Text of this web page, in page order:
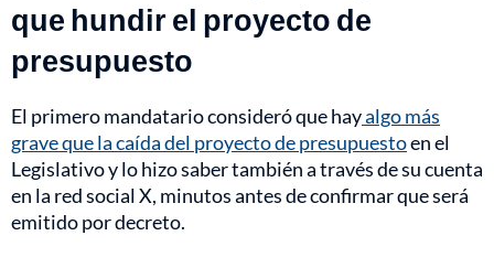
que hundir el proyecto de
presupuesto
El primero mandatario consideró que hayalgo más
grave que la caída del proyecto de presupuestoen el
Legislativo y lo hizo saber también a través de su cuenta
en la red social X, minutos antes de confirmar que será
emitido por decreto.